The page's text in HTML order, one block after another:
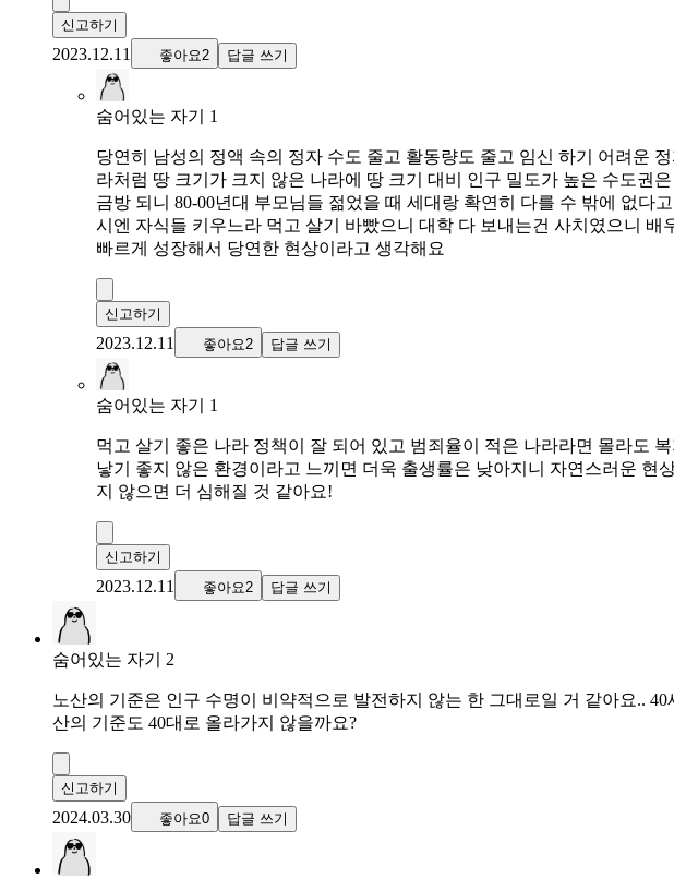
신고하기
2023.12.11 좋아요2 답글 쓰기
숨어있는 자기 1
당연히 남성의 정액 속의 정자 수도 줄고 활동량도 줄고 임신 하기 어려운
라처럼 땅 크기가 크지 않은 나라에 땅 크기 대비 인구 밀도가 높은 수도권
금방 되니 80-00년대 부모님들 젊었을 때 세대랑 확연히 다를 수 밖에 없
시엔 자식들 키우느라 먹고 살기 바빴으니 대학 다 보내는건 사치였으니
빠르게 성장해서 당연한 현상이라고 생각해요
신고하기
2023.12.11 좋아요2 답글 쓰기
숨어있는 자기 1
먹고 살기 좋은 나라 정책이 잘 되어 있고 범죄율이 적은 나라라면 몰라도
낳기 좋지 않은 환경이라고 느끼면 더욱 출생률은 낮아지니 자연스러운 현
지 않으면 더 심해질 것 같아요!
신고하기
2023.12.11 좋아요2 답글 쓰기
숨어있는 자기 2
노산의 기준은 인구 수명이 비약적으로 발전하지 않는 한 그대로일 거 같아요..
산의 기준도 40대로 올라가지 않을까요?
신고하기
2024.03.30 좋아요0 답글 쓰기